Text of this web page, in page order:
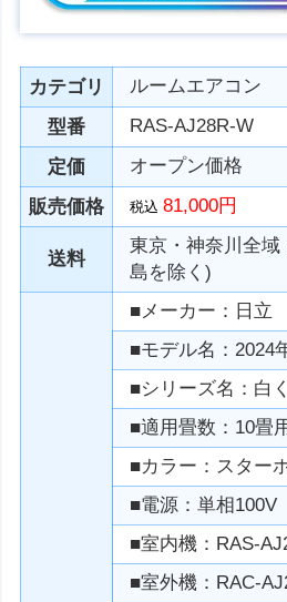
カテゴリ
ルームエアコン
型番
RAS-AJ28R-W
定価
オープン価格
販売価格
税込81,000円
送料
東京・神奈川全域
島を除く)
■メーカー：日立
■モデル名：2024
■シリーズ名：白
■適用畳数：10畳
■カラー：スター
■電源：単相100V
■室内機：RAS-
■室外機：RAC-